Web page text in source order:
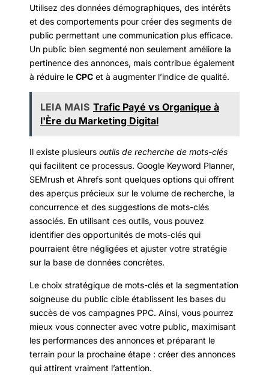
Utilisez des données démographiques, des intérêts
et des comportements pour créer des segments de
public permettant une communication plus efficace.
Un public bien segmenté non seulement améliore la
pertinence des annonces, mais contribue également
à réduire le CPC et à augmenter l’indice de qualité.
LEIA MAIS Trafic Payé vs Organique à
l'Ère du Marketing Digital
Il existe plusieurs outils de recherche de mots-clés
qui facilitent ce processus. Google Keyword Planner,
SEMrush et Ahrefs sont quelques options qui offrent
des aperçus précieux sur le volume de recherche, la
concurrence et des suggestions de mots-clés
associés. En utilisant ces outils, vous pouvez
identifier des opportunités de mots-clés qui
pourraient être négligées et ajuster votre stratégie
sur la base de données concrètes.
Le choix stratégique de mots-clés et la segmentation
soigneuse du public cible établissent les bases du
succès de vos campagnes PPC. Ainsi, vous pourrez
mieux vous connecter avec votre public, maximisant
les performances des annonces et préparant le
terrain pour la prochaine étape : créer des annonces
qui attirent vraiment l’attention.